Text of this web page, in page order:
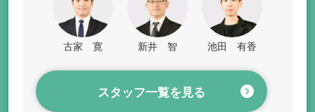
古家 寛 新井 智 池田 有香
スタッフ一覧を見る